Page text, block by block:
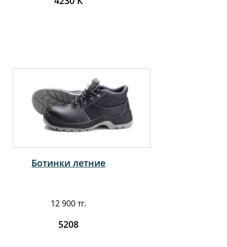
Ботинки летние
12 900 тг.
5208